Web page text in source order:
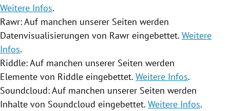
Weitere Infos.
Rawr: Auf manchen unserer Seiten werden
Datenvisualisierungen von Rawr eingebettet. Weitere
Infos.
Riddle: Auf manchen unserer Seiten werden
Elemente von Riddle eingebettet. Weitere Infos.
Soundcloud: Auf manchen unserer Seiten werden
Inhalte von Soundcloud eingebettet. Weitere Infos.